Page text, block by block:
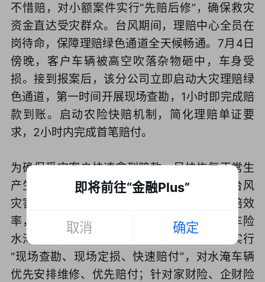
不惜赔，对小额案件实行“先赔后修”，确保救灾
资金直达受灾群众。台风期间，理赔中心全员在
岗待命，保障理赔绿色通道全天候畅通。7月4日
傍晚，客户车辆被高空吹落杂物砸中，车身受
损。接到报案后，该分公司立即启动大灾理赔绿
色通道，第一时间开展现场查勘，1小时即完成赔
款到账。启动农险快赔机制，简化理赔单证要
求，2小时内完成首笔赔付。
为确保受灾客户快速拿到赔款、尽快恢复正常生
产生活，中国人寿财险广西分公司全面开通台风
灾害理赔绿色通道，简化理赔流程、提升理赔效
率，全力做到“应赔尽赔、快赔优赔”。针对车险
水淹案件，简化查勘定损流程，对小额案件实行
“现场查勘、现场定损、快速赔付”，对水淹车辆
优先安排维修、优先赔付；针对家财险、企财险
即将前往“金融Plus”
取消 确定